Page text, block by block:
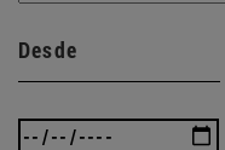
Desde